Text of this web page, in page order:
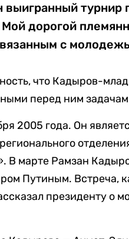
выигранный
дорогой
с
что Кадыров-
перед ним
2005 года. Он
В марте Рамзан
Путиным. Встреча,
президенту о